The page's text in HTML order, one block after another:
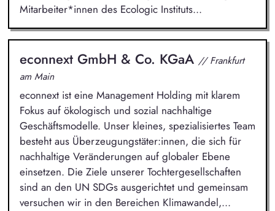
Mitarbeiter*innen des Ecologic Instituts...
econnext GmbH & Co. KGaA // Frankfurt
am Main
econnext ist eine Management Holding mit klarem
Fokus auf ökologisch und sozial nachhaltige
Geschäftsmodelle. Unser kleines, spezialisiertes Team
besteht aus Überzeugungstäter:innen, die sich für
nachhaltige Veränderungen auf globaler Ebene
einsetzen. Die Ziele unserer Tochtergesellschaften
sind an den UN SDGs ausgerichtet und gemeinsam
versuchen wir in den Bereichen Klimawandel,...